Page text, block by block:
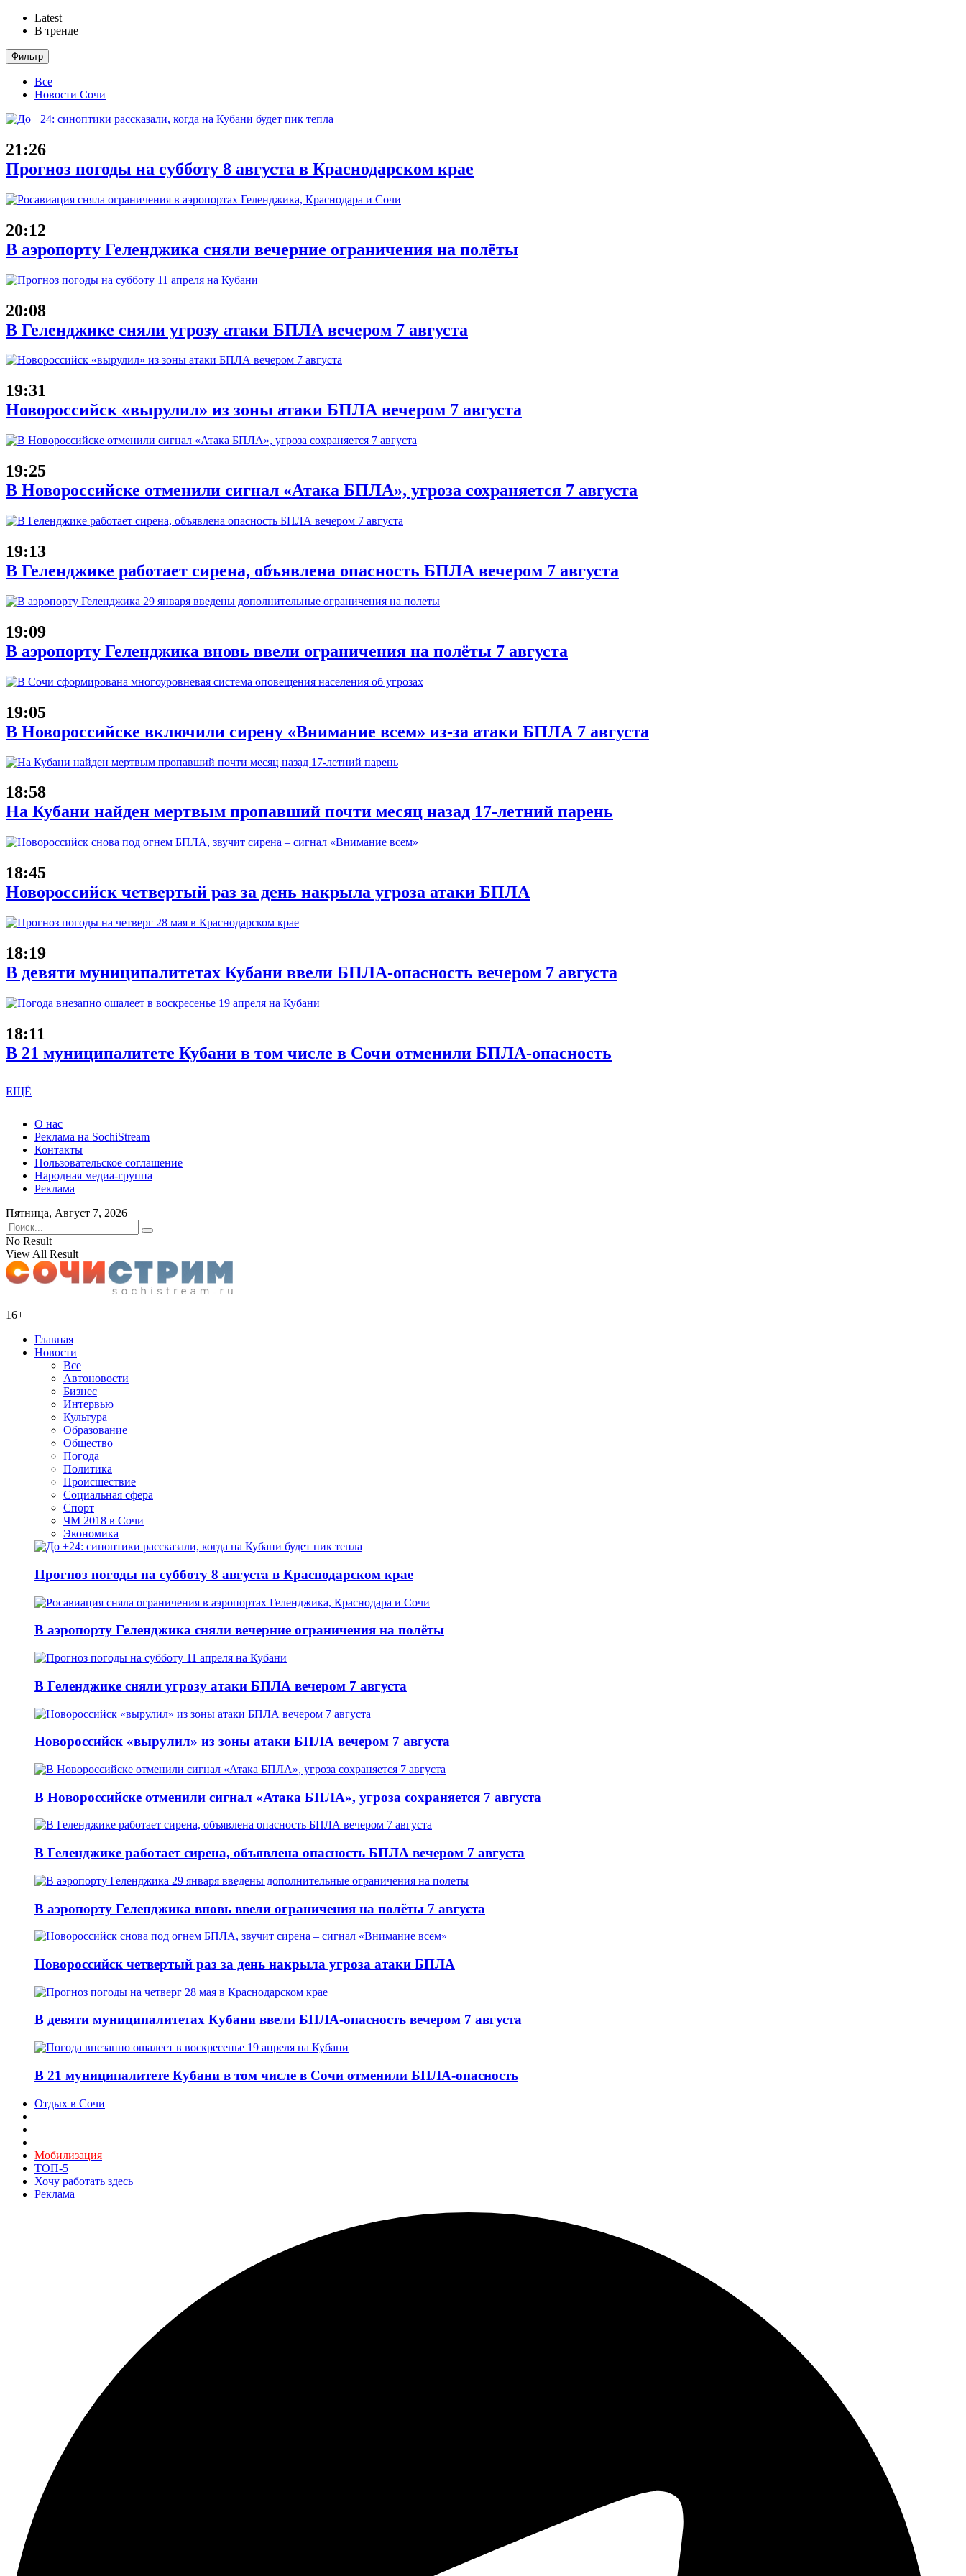
Latest
В тренде
Фильтр
Все
Новости Сочи
21:26
Прогноз погоды на субботу 8 августа в Краснодарском крае
20:12
В аэропорту Геленджика сняли вечерние ограничения на полёты
20:08
В Геленджике сняли угрозу атаки БПЛА вечером 7 августа
19:31
Новороссийск «вырулил» из зоны атаки БПЛА вечером 7 августа
19:25
В Новороссийске отменили сигнал «Атака БПЛА», угроза сохраняется 7 августа
19:13
В Геленджике работает сирена, объявлена опасность БПЛА вечером 7 августа
19:09
В аэропорту Геленджика вновь ввели ограничения на полёты 7 августа
19:05
В Новороссийске включили сирену «Внимание всем» из-за атаки БПЛА 7 августа
18:58
На Кубани найден мертвым пропавший почти месяц назад 17-летний парень
18:45
Новороссийск четвертый раз за день накрыла угроза атаки БПЛА
18:19
В девяти муниципалитетах Кубани ввели БПЛА-опасность вечером 7 августа
18:11
В 21 муниципалитете Кубани в том числе в Сочи отменили БПЛА-опасность
ЕЩЁ
О нас
Реклама на SochiStream
Контакты
Пользовательское соглашение
Народная медиа-группа
Реклама
Пятница, Август 7, 2026
No Result
View All Result
16+
Главная
Новости
Все
Автоновости
Бизнес
Интервью
Культура
Образование
Общество
Погода
Политика
Происшествие
Социальная сфера
Спорт
ЧМ 2018 в Сочи
Экономика
Прогноз погоды на субботу 8 августа в Краснодарском крае
В аэропорту Геленджика сняли вечерние ограничения на полёты
В Геленджике сняли угрозу атаки БПЛА вечером 7 августа
Новороссийск «вырулил» из зоны атаки БПЛА вечером 7 августа
В Новороссийске отменили сигнал «Атака БПЛА», угроза сохраняется 7 августа
В Геленджике работает сирена, объявлена опасность БПЛА вечером 7 августа
В аэропорту Геленджика вновь ввели ограничения на полёты 7 августа
Новороссийск четвертый раз за день накрыла угроза атаки БПЛА
В девяти муниципалитетах Кубани ввели БПЛА-опасность вечером 7 августа
В 21 муниципалитете Кубани в том числе в Сочи отменили БПЛА-опасность
Отдых в Сочи
Мобилизация
ТОП-5
Хочу работать здесь
Реклама